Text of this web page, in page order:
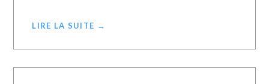
LIRE LA SUITE →